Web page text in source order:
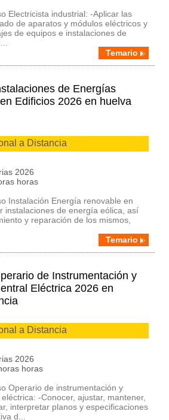
Electricista industrial: -Aplicar las
de aparatos y módulos eléctricos y
de equipos e instalaciones de
Temario
de Energías
Edificios 2026 en huelva
a Distancia
2026
horas
Instalación Energía renovable en
instalaciones de energía eólica, así
y reparación de los mismos,
Temario
de Instrumentación y
Eléctrica 2026 en
a Distancia
2026
horas
Operario de instrumentación y
-Conocer, ajustar, mantener,
interpretar planos y especificaciones
d...